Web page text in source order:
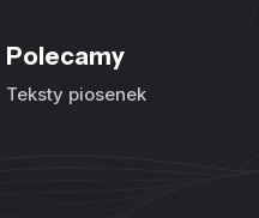
Polecamy
Teksty piosenek